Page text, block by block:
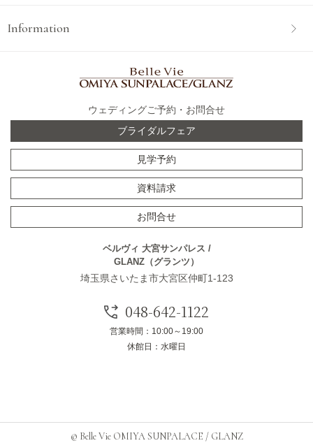
Information
ウェディングご予約・お問合せ
ブライダルフェア
見学予約
資料請求
お問合せ
ベルヴィ 大宮サンパレス /
GLANZ（グランツ）
埼玉県さいたま市大宮区仲町1-123
048-642-1122
営業時間：10:00～19:00
休館日：水曜日
© Belle Vie OMIYA SUNPALACE / GLANZ